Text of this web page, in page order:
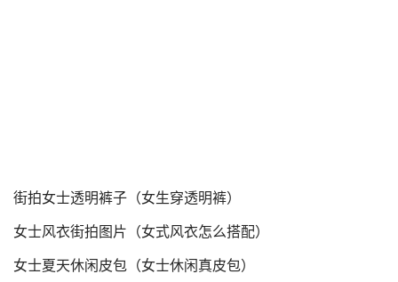
街拍女士透明裤子（女生穿透明裤）
女士风衣街拍图片（女式风衣怎么搭配）
女士夏天休闲皮包（女士休闲真皮包）